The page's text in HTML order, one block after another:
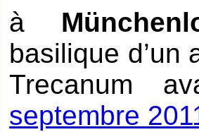
à
basilique d’un
Trecanum
septembre